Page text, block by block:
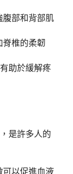
腹部和背部肌
脊椎的柔韌
助於緩解疼
是許多人的
可以促進血液